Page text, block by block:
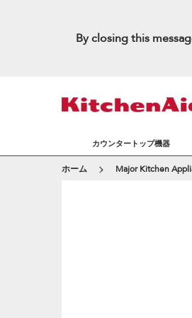
By closing this
カウンタートップ機器
ホーム Major Kitchen